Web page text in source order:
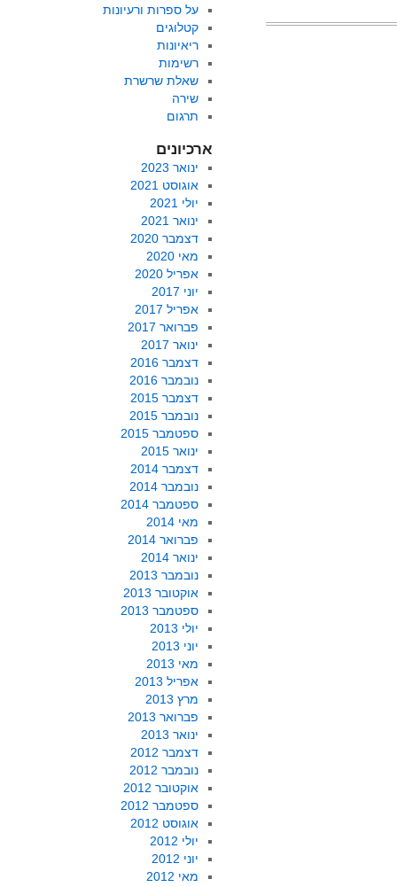
על ספרות ורעיונות
קטלוגים
ריאיונות
רשימות
שאלת שרשרת
שירה
תרגום
ארכיונים
ינואר 2023
אוגוסט 2021
יולי 2021
ינואר 2021
דצמבר 2020
מאי 2020
אפריל 2020
יוני 2017
אפריל 2017
פברואר 2017
ינואר 2017
דצמבר 2016
נובמבר 2016
דצמבר 2015
נובמבר 2015
ספטמבר 2015
ינואר 2015
דצמבר 2014
נובמבר 2014
ספטמבר 2014
מאי 2014
פברואר 2014
ינואר 2014
נובמבר 2013
אוקטובר 2013
ספטמבר 2013
יולי 2013
יוני 2013
מאי 2013
אפריל 2013
מרץ 2013
פברואר 2013
ינואר 2013
דצמבר 2012
נובמבר 2012
אוקטובר 2012
ספטמבר 2012
אוגוסט 2012
יולי 2012
יוני 2012
מאי 2012